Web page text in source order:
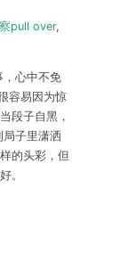
pull over,
心中不免
容易因为惊
段子自黑，
子里潇洒
的头彩，但
。